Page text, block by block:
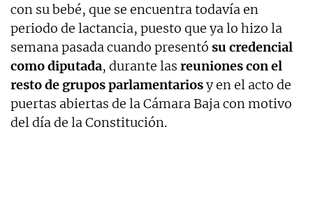
con su bebé, que se encuentra todavía en
periodo de lactancia, puesto que ya lo hizo la
semana pasada cuando presentó su credencial
como diputada, durante las reuniones con el
resto de grupos parlamentariosy en el acto de
puertas abiertas de la Cámara Baja con motivo
del día de la Constitución.